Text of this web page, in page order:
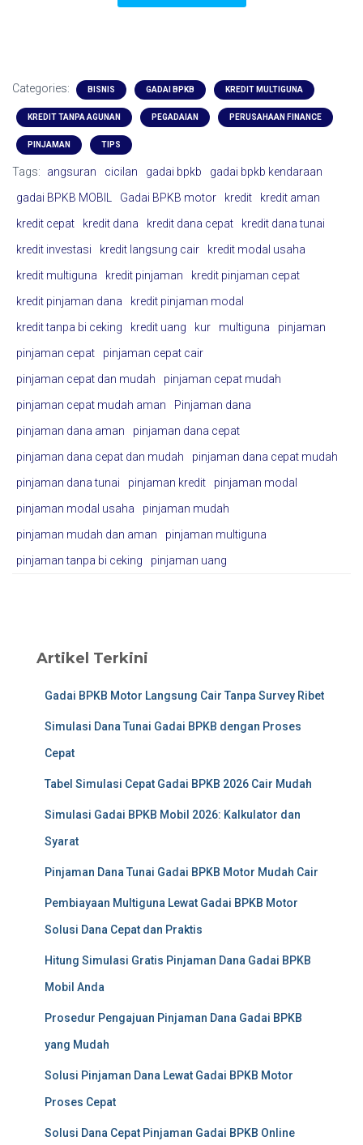
Categories: BISNIS GADAI BPKB KREDIT MULTIGUNA
KREDIT TANPA AGUNAN PEGADAIAN PERUSAHAAN FINANCE
PINJAMAN TIPS
Tags: angsuran cicilan gadai bpkb
gadai bpkb kendaraan
gadai BPKB MOBIL
Gadai BPKB motor kredit
kredit aman
kredit cepat
kredit dana kredit dana cepat
kredit dana tunai
kredit investasi
kredit langsung cair
kredit modal usaha
kredit multiguna
kredit pinjaman
kredit pinjaman cepat
kredit pinjaman dana
kredit pinjaman modal
kredit tanpa bi ceking
kredit uang kur multiguna
pinjaman
pinjaman cepat
pinjaman cepat cair
pinjaman cepat dan mudah
pinjaman cepat mudah
pinjaman cepat mudah aman
Pinjaman dana
pinjaman dana aman
pinjaman dana cepat
pinjaman dana cepat dan mudah
pinjaman dana cepat mudah
pinjaman dana tunai
pinjaman kredit
pinjaman modal
pinjaman modal usaha
pinjaman mudah
pinjaman mudah dan aman
pinjaman multiguna
pinjaman tanpa bi ceking
pinjaman uang
Artikel Terkini
Gadai BPKB Motor Langsung Cair Tanpa Survey Ribet
Simulasi Dana Tunai Gadai BPKB dengan Proses
Cepat
Tabel Simulasi Cepat Gadai BPKB 2026 Cair Mudah
Simulasi Gadai BPKB Mobil 2026: Kalkulator dan
Syarat
Pinjaman Dana Tunai Gadai BPKB Motor Mudah Cair
Pembiayaan Multiguna Lewat Gadai BPKB Motor
Solusi Dana Cepat dan Praktis
Hitung Simulasi Gratis Pinjaman Dana Gadai BPKB
Mobil Anda
Prosedur Pengajuan Pinjaman Dana Gadai BPKB
yang Mudah
Solusi Pinjaman Dana Lewat Gadai BPKB Motor
Proses Cepat
Solusi Dana Cepat Pinjaman Gadai BPKB Online